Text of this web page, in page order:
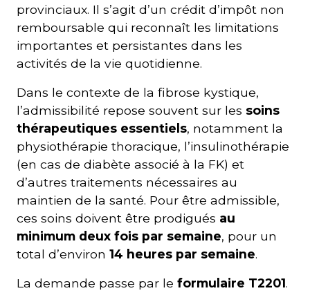
provinciaux. Il s’agit d’un crédit d’impôt non
remboursable qui reconnaît les limitations
importantes et persistantes dans les
activités de la vie quotidienne.
Dans le contexte de la fibrose kystique,
l’admissibilité repose souvent sur les soins
thérapeutiques essentiels, notamment la
physiothérapie thoracique, l’insulinothérapie
(en cas de diabète associé à la FK) et
d’autres traitements nécessaires au
maintien de la santé. Pour être admissible,
ces soins doivent être prodigués au
minimum deux fois par semaine, pour un
total d’environ 14 heures par semaine.
La demande passe par le formulaire T2201.